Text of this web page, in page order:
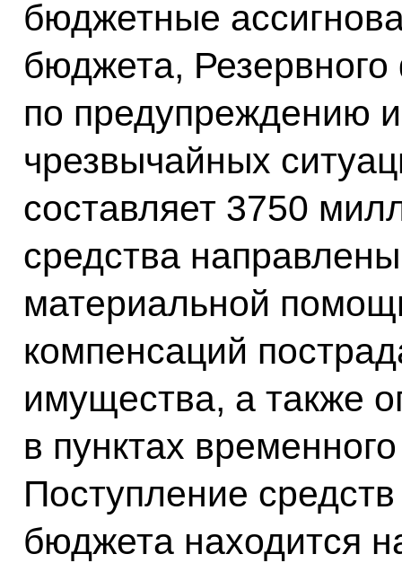
бюджетные
бюджета,
по предупреждению
чрезвычайных
составляет 3750
средства
материальной
компенсаций
имущества, а также
в пунктах
Поступление
бюджета находится